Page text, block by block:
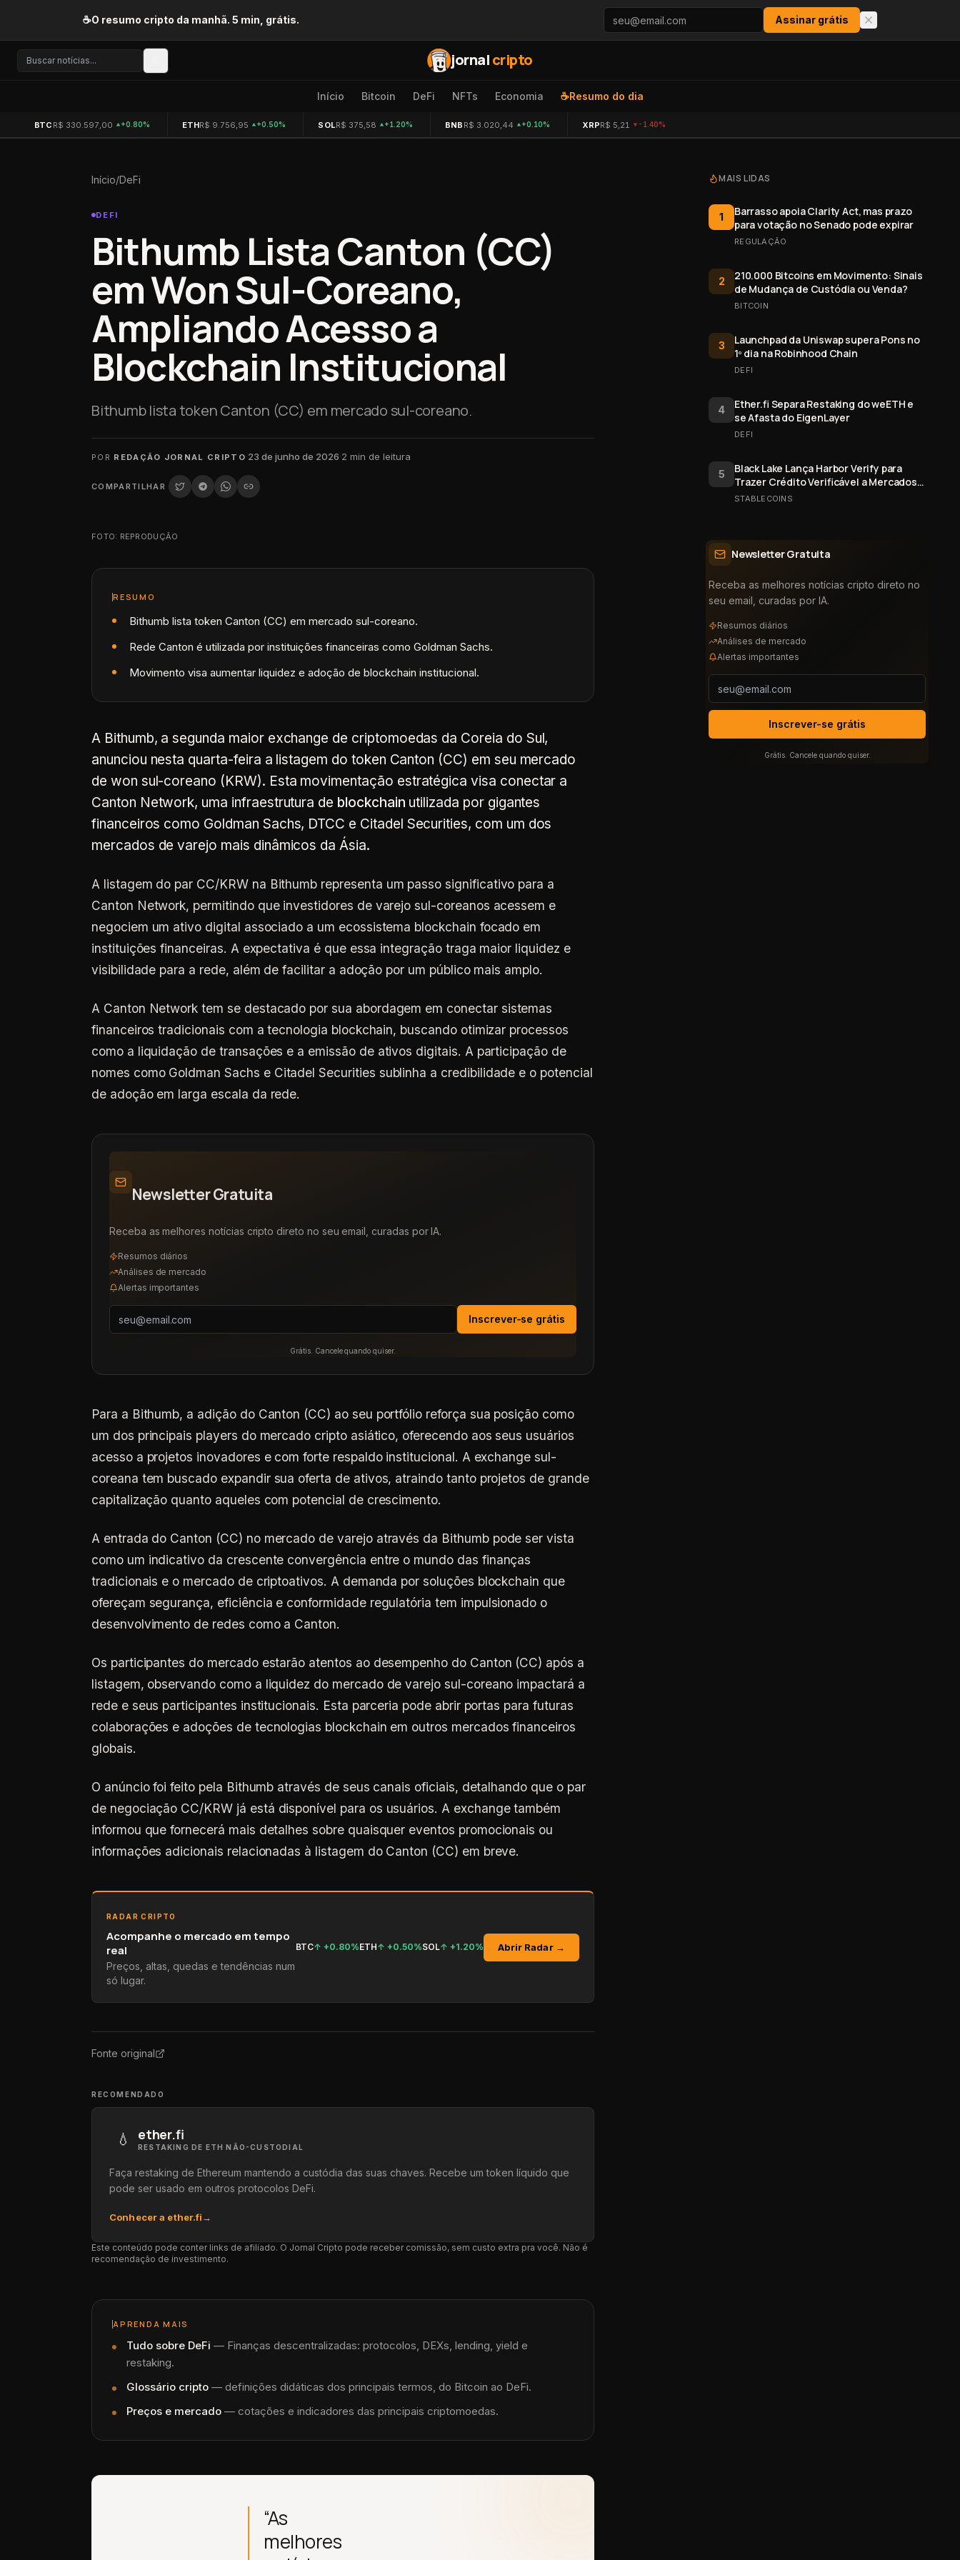
☕O resumo cripto da manhã. 5 min, grátis. Assinar grátis
jornalcripto
Início Bitcoin DeFi NFTs Economia ☕Resumo do dia
BTC R$ 330.597,00 +0.80% ETHR$ 9.756,95 +0.50% SOLR$ 375,58 +1.20% BNB R$ 3.020,44 +0.10% XRPR$ 5,21 -1.40%
Início/DeFi
DEFI
Bithumb Lista Canton (CC)
em Won Sul-Coreano,
Ampliando Acesso a
Blockchain Institucional
Bithumb lista token Canton (CC) em mercado sul-coreano.
POR REDAÇÃO JORNAL CRIPTO·23 de junho de 2026·2 min de leitura
COMPARTILHAR
FOTO: REPRODUÇÃO
RESUMO
Bithumb lista token Canton (CC) em mercado sul-coreano.
Rede Canton é utilizada por instituições financeiras como Goldman Sachs.
Movimento visa aumentar liquidez e adoção de blockchain institucional.
A Bithumb, a segunda maior exchange de criptomoedas da Coreia do Sul,
anunciou nesta quarta-feira a listagem do token Canton (CC) em seu mercado
de won sul-coreano (KRW). Esta movimentação estratégica visa conectar a
Canton Network, uma infraestrutura de blockchain utilizada por gigantes
financeiros como Goldman Sachs, DTCC e Citadel Securities, com um dos
mercados de varejo mais dinâmicos da Ásia.
A listagem do par CC/KRW na Bithumb representa um passo significativo para a
Canton Network, permitindo que investidores de varejo sul-coreanos acessem e
negociem um ativo digital associado a um ecossistema blockchain focado em
instituições financeiras. A expectativa é que essa integração traga maior liquidez e
visibilidade para a rede, além de facilitar a adoção por um público mais amplo.
A Canton Network tem se destacado por sua abordagem em conectar sistemas
financeiros tradicionais com a tecnologia blockchain, buscando otimizar processos
como a liquidação de transações e a emissão de ativos digitais. A participação de
nomes como Goldman Sachs e Citadel Securities sublinha a credibilidade e o potencial
de adoção em larga escala da rede.
Newsletter Gratuita
Receba as melhores notícias cripto direto no seu email, curadas por IA.
Resumos diários
Análises de mercado
Alertas importantes
Inscrever-se grátis
Grátis. Cancele quando quiser.
Para a Bithumb, a adição do Canton (CC) ao seu portfólio reforça sua posição como
um dos principais players do mercado cripto asiático, oferecendo aos seus usuários
acesso a projetos inovadores e com forte respaldo institucional. A exchange sul-
coreana tem buscado expandir sua oferta de ativos, atraindo tanto projetos de grande
capitalização quanto aqueles com potencial de crescimento.
A entrada do Canton (CC) no mercado de varejo através da Bithumb pode ser vista
como um indicativo da crescente convergência entre o mundo das finanças
tradicionais e o mercado de criptoativos. A demanda por soluções blockchain que
ofereçam segurança, eficiência e conformidade regulatória tem impulsionado o
desenvolvimento de redes como a Canton.
Os participantes do mercado estarão atentos ao desempenho do Canton (CC) após a
listagem, observando como a liquidez do mercado de varejo sul-coreano impactará a
rede e seus participantes institucionais. Esta parceria pode abrir portas para futuras
colaborações e adoções de tecnologias blockchain em outros mercados financeiros
globais.
O anúncio foi feito pela Bithumb através de seus canais oficiais, detalhando que o par
de negociação CC/KRW já está disponível para os usuários. A exchange também
informou que fornecerá mais detalhes sobre quaisquer eventos promocionais ou
informações adicionais relacionadas à listagem do Canton (CC) em breve.
RADAR CRIPTO
Acompanhe o mercado em tempo
real
Preços, altas, quedas e tendências num
só lugar.
BTC↑ +0.80%ETH↑ +0.50%SOL↑ +1.20% Abrir Radar →
Fonte original
RECOMENDADO
💧 ether.fi
RESTAKING DE ETH NÃO-CUSTODIAL
Faça restaking de Ethereum mantendo a custódia das suas chaves. Recebe um token líquido que
pode ser usado em outros protocolos DeFi.
Conhecer a ether.fi→
Este conteúdo pode conter links de afiliado. O Jornal Cripto pode receber comissão, sem custo extra pra você. Não é
recomendação de investimento.
APRENDA MAIS
Tudo sobre DeFi — Finanças descentralizadas: protocolos, DEXs, lending, yield e
restaking.
Glossário cripto — definições didáticas dos principais termos, do Bitcoin ao DeFi.
Preços e mercado — cotações e indicadores das principais criptomoedas.
“As
melhores
MAIS LIDAS
1
Barrasso apoia Clarity Act, mas prazo
para votação no Senado pode expirar
REGULAÇÃO
2
210.000 Bitcoins em Movimento: Sinais
de Mudança de Custódia ou Venda?
BITCOIN
3
Launchpad da Uniswap supera Pons no
1º dia na Robinhood Chain
DEFI
4
Ether.fi Separa Restaking do weETH e
se Afasta do EigenLayer
DEFI
5
Black Lake Lança Harbor Verify para
Trazer Crédito Verificável a Mercados
Onchain
STABLECOINS
Newsletter Gratuita
Receba as melhores notícias cripto direto no
seu email, curadas por IA.
Resumos diários
Análises de mercado
Alertas importantes
Inscrever-se grátis
Grátis. Cancele quando quiser.